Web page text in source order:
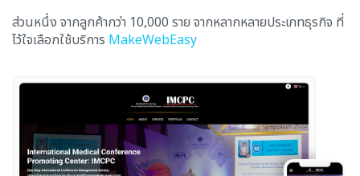
ส่วนหนึ่ง จากลูกค้ากว่า 10,000 ราย จากหลากหลายประเภทธุรกิจ ที่
ไว้ใจเลือกใช้บริการ MakeWebEasy